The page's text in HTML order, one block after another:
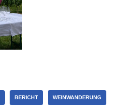
BERICHT WEINWANDERUNG